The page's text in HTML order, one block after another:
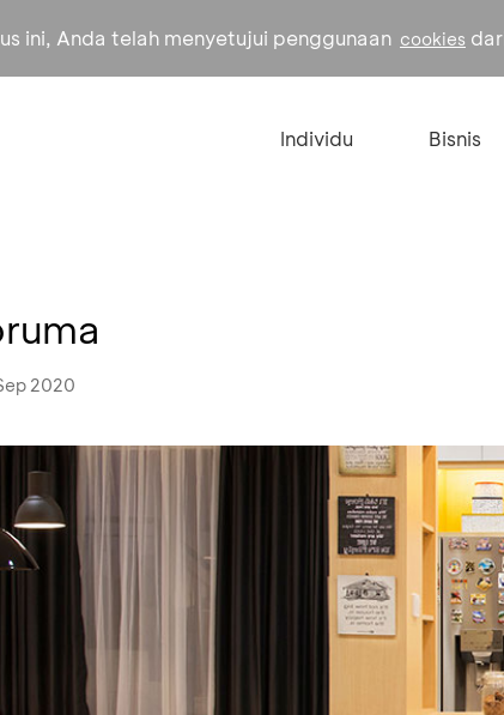
ini, Anda telah menyetujui penggunaan cookies
Individu Bisnis
2020